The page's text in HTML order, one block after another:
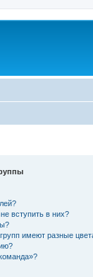
вступить в них?
имеют разные